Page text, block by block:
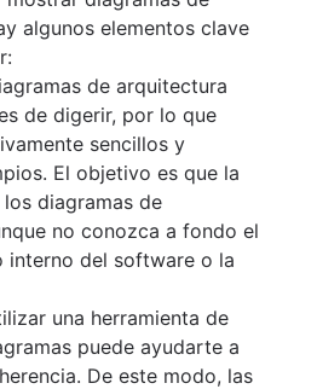
algunos elementos clave
de arquitectura
de digerir, por lo que
sencillos y
El objetivo es que la
diagramas de
no conozca a fondo el
interno del software o la
una herramienta de
puede ayudarte a
De este modo, las